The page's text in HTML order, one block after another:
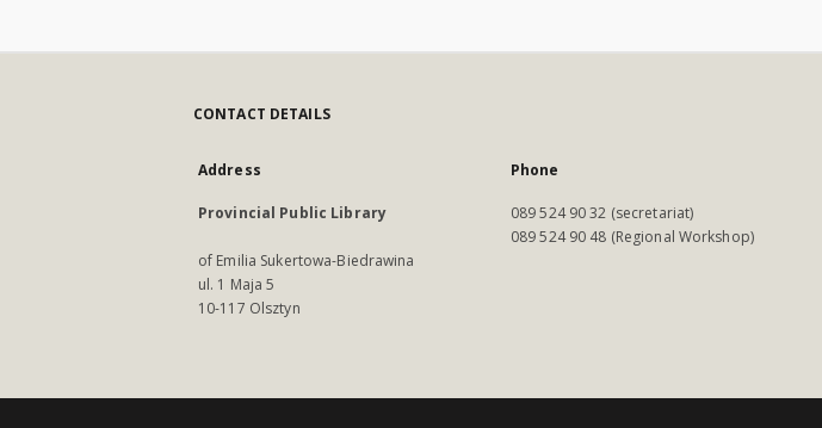
CONTACT DETAILS
Address
Provincial Public Library
of Emilia Sukertowa-Biedrawina
ul. 1 Maja 5
10-117 Olsztyn
Phone
089 524 90 32 (secretariat)
089 524 90 48 (Regional Workshop)